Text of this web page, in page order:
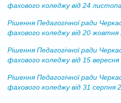
фахового коледжу від 24
Рішення Педагогічної ради
фахового коледжу від 20 жовтня
Рішення Педагогічної ради
фахового коледжу від 15
Рішення Педагогічної ради
фахового коледжу від 31 серпня